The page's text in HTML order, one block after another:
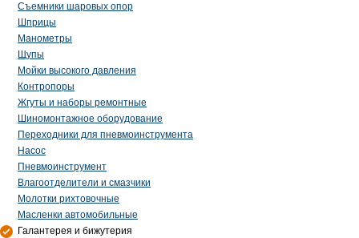
Съемники шаровых опор
Шприцы
Манометры
Щупы
Мойки высокого давления
Контропоры
Жгуты и наборы ремонтные
Шиномонтажное оборудование
Переходники для пневмоинструмента
Насос
Пневмоинструмент
Влагоотделители и смазчики
Молотки рихтовочные
Масленки автомобильные
Галантерея и бижутерия